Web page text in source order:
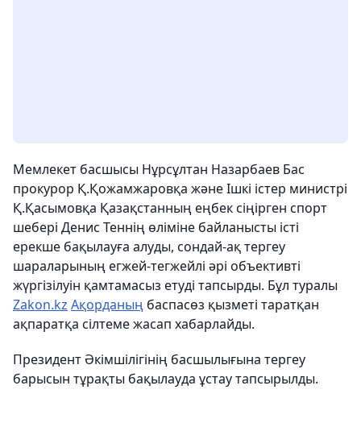
Мемлекет басшысы Нұрсұлтан Назарбаев Бас
прокурор Қ.Қожамжаровқа және Ішкі істер министрі
Қ.Қасымовқа Қазақстанның еңбек сіңірген спорт
шебері Денис Теннің өліміне байланысты істі
ерекше бақылауға алуды, сондай-ақ тергеу
шараларының егжей-тегжейлі әрі объективті
жүргізілуін қамтамасыз етуді тапсырды. Бұл туралы
Zakon.kz Ақорданың баспасөз қызметі таратқан
ақпаратқа сілтеме жасап хабарлайды.
Президент Әкімшілігінің басшылығына тергеу
барысын тұрақты бақылауда ұстау тапсырылды.